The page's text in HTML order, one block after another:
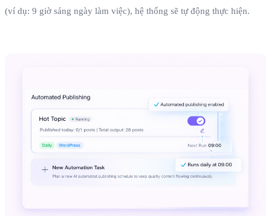
(ví dụ: 9 giờ sáng ngày làm việc), hệ thống sẽ tự động thực hiện.